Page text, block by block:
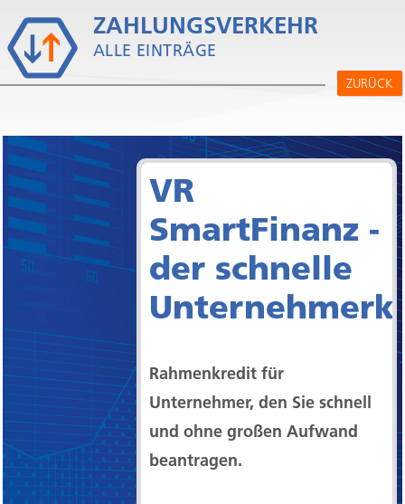
ZAHLUNGSVERKEHR
ALLE EINTRÄGE
ZURÜCK
VR
SmartFinanz -
der schnelle
Rahmenkredit für
Unternehmer, den Sie schnell
und ohne großen Aufwand
beantragen.